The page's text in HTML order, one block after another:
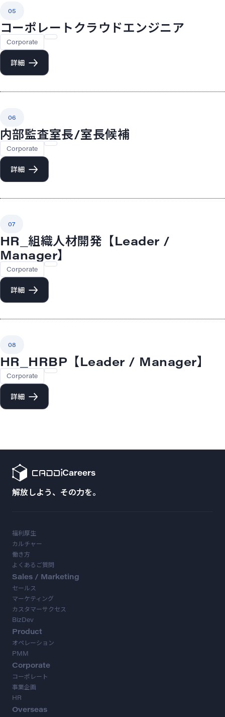
05
コーポレートクラウドエンジニア
Corporate
詳細
06
内部監査室長/室長候補
Corporate
詳細
07
HR_組織人材開発【Leader /
Manager】
Corporate
詳細
08
HR_HRBP【Leader / Manager】
Corporate
詳細
Careers
解放しよう、その力を。
福利厚生
カルチャー
働き方
よくあるご質問
Sales / Marketing
セールス
マーケティング
カスタマーサクセス
BizDev
Product
オペレーション
PMM
Corporate
コーポレート
事業企画
HR
Overseas